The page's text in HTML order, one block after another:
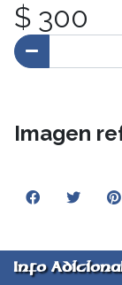
$ 300
Imagen
Info